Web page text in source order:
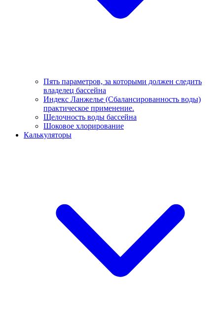
Пять параметров, за которыми должен следить
владелец бассейна
Индекс Ланжелье (Сбалансированность воды)
практическое применение.
Щелочность воды бассейна
Шоковое хлорирование
Калькуляторы